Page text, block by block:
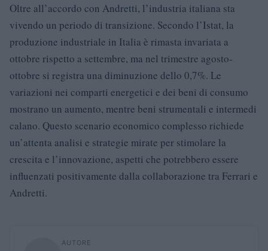
Oltre all’accordo con Andretti, l’industria italiana sta
vivendo un periodo di transizione. Secondo l’Istat, la
produzione industriale in Italia è rimasta invariata a
ottobre rispetto a settembre, ma nel trimestre agosto-
ottobre si registra una diminuzione dello 0,7%. Le
variazioni nei comparti energetici e dei beni di consumo
mostrano un aumento, mentre beni strumentali e intermedi
calano. Questo scenario economico complesso richiede
un’attenta analisi e strategie mirate per stimolare la
crescita e l’innovazione, aspetti che potrebbero essere
influenzati positivamente dalla collaborazione tra Ferrari e
Andretti.
AUTORE